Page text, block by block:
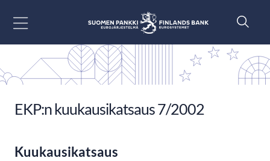
EKP:n kuukausikatsaus 7/2002
Kuukausikatsaus